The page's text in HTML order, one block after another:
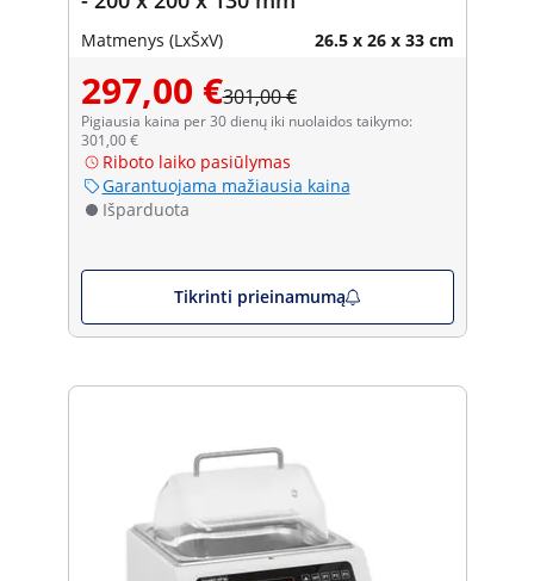
Matmenys (LxŠxV) 26.5 x 26 x 33 cm
297,00 €301,00 €
Pigiausia kaina per 30 dienų iki nuolaidos taikymo:
301,00 €
Riboto laiko pasiūlymas
Garantuojama mažiausia kaina
Išparduota
Tikrinti prieinamumą